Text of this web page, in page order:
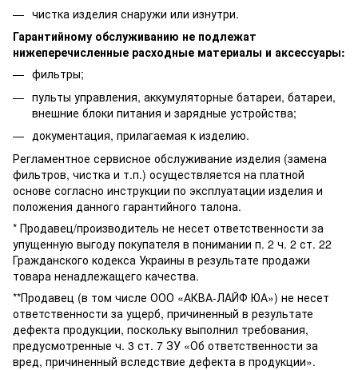
чистка изделия снаружи или изнутри.
Гарантийному обслуживанию не подлежат
нижеперечисленные расходные материалы и аксессуары:
фильтры;
пульты управления, аккумуляторные батареи, батареи,
внешние блоки питания и зарядные устройства;
документация, прилагаемая к изделию.
Регламентное сервисное обслуживание изделия (замена
фильтров, чистка и т.п.) осуществляется на платной
основе согласно инструкции по эксплуатации изделия и
положения данного гарантийного талона.
* Продавец/производитель не несет ответственности за
упущенную выгоду покупателя в понимании п. 2 ч. 2 ст. 22
Гражданского кодекса Украины в результате продажи
товара ненадлежащего качества.
**Продавец (в том числе ООО «АКВА-ЛАЙФ ЮА») не несет
ответственности за ущерб, причиненный в результате
дефекта продукции, поскольку выполнил требования,
предусмотренные ч. 3 ст. 7 ЗУ «Об ответственности за
вред, причиненный вследствие дефекта в продукции».